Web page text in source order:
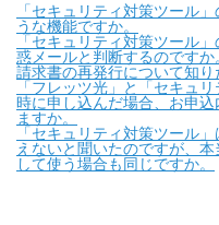
「セキュリティ対策ツール
うな機能ですか。
「セキュリティ対策ツール
惑メールと判断するのですか
請求書の再発行について知り
「フレッツ光」と「セキュ
時に申し込んだ場合、お申
ますか。
「セキュリティ対策ツール
えないと聞いたのですが、
して使う場合も同じですか。